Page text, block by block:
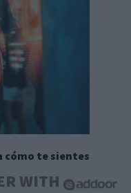
cómo te sientes
WITH